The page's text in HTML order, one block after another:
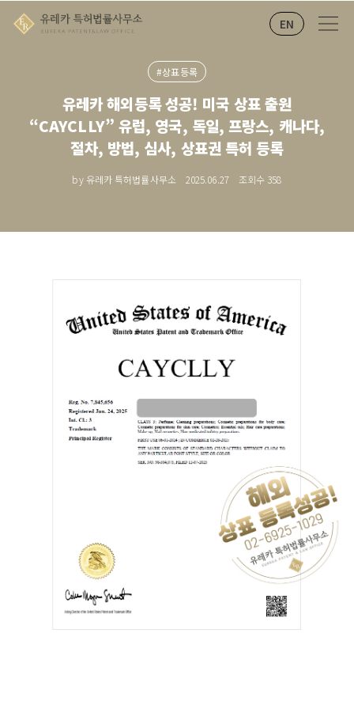
EN
#상표등록
유레카 해외등록 성공! 미국 상표 출원
“CAYCLLY” 유럽, 영국, 독일, 프랑스, 캐나다,
절차, 방법, 심사, 상표권 특허 등록
by 유레카 특허법률사무소 2025.06.27 조회수 358